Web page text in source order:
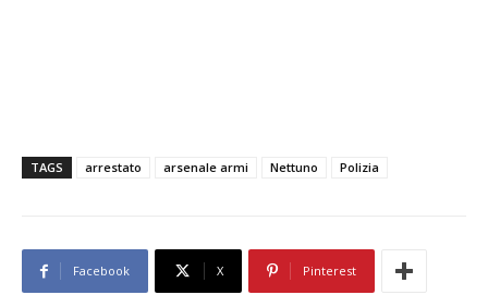
TAGS arrestato arsenale armi Nettuno Polizia
Facebook X Pinterest